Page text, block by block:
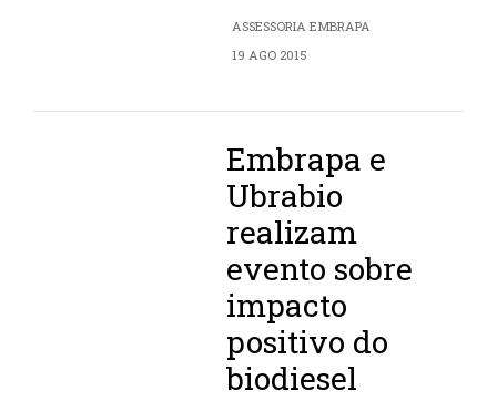
ASSESSORIA EMBRAPA
19 AGO 2015
Embrapa e
Ubrabio
realizam
evento sobre
impacto
positivo do
biodiesel